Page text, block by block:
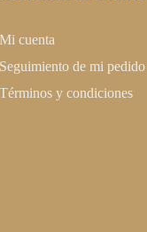
Mi cuenta
Seguimiento de mi pedido
Términos y condiciones